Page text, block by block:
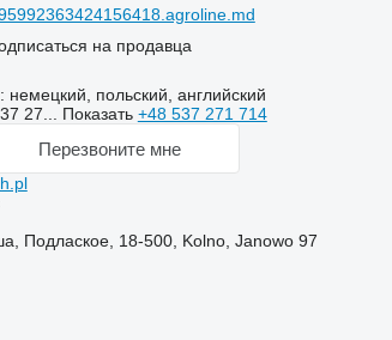
на продавца
немецкий, польский, английский
27... Показать +48 537 271 714
Перезвоните мне
Подлаское, 18-500, Kolno, Janowo 97